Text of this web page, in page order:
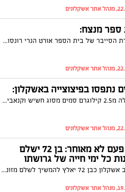
ספר מנצח:
נבחרת הסייבר של בית הספר אורט הנרי רונסון, חזרה עטורת הישגים מתחרות הסייבר העירונית, כאשר באמתחתה כל ארבעת המקומות הראשונים
נתפסו בפיצוצייה באשקלון:
למעלה מ2.5 קילוגרם סמים מסוג חשיש וקנאביס נתפסו בפיצוציה באשקלון. טרם הוגש כתב אישום נגד המעורבים. בעל הפיצוצייה מיוצג ע"י ידי עורך הדין רובי גלבוע
אף פעם לא מאוחר: בן 72 ישלם
כל ימי חייה של גרושתו
תושב אשקלון כבן 72 יאלץ להמשיך לשלם מזונות לגרושתו עד אחרית ימיה. כך עולה מפסק דין של בית המשפט לענייני משפחה באשדוד בעקבות תביעה שהגיש הגבר לבטל פסק - דין שאישר את הסכם הגירושין שחתם עימה כשהיה בן 57, לפיו ישלם לה מזונות בסך 2500 ₪ לחודש, בטענה ל"שינוי נסיבות"